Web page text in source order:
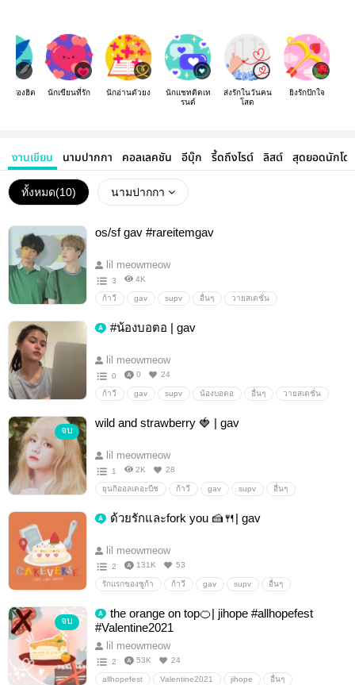
งเรื่องฮิต นักเขียนที่รัก นักอ่านตัวยง
นักแชทติดเท
รนด์
ส่งรักในวันคน
โสด
ยิงรักปักใจ
งานเขียน นามปากกา คอลเลคชัน อีบุ๊ก รี้ดถึงไรต์ ลิสต์ สุดยอดนักโด
ทั้งหมด(10) นามปากกา
os/sf gav #rareitemgav
lil meowmeow
3 4K
ก้าวี gav supv อื่นๆ วายสเตชั่น
#น้องบอตอ | gav
lil meowmeow
0 0 24
ก้าวี gav supv น้องบอตอ อื่นๆ วายสเตชั่น
จบ
wild and strawberry 🍓 | gav
lil meowmeow
1 2K 28
ยุนกิออลเดอะบีช ก้าวี gav supv อื่นๆ
ด้วยรักและfork you 🍰🍴| gav
lil meowmeow
2 131K 53
รักแรกของชูก้า ก้าวี gav supv อื่นๆ
จบ
the orange on top🍊| jihope #allhopefest
#Valentine2021
lil meowmeow
2 53K 24
allhopefest Valentine2021 jihope อื่นๆ